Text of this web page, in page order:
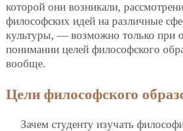
которой они возникали,
философских идей на различные
культуры, — возможно только при
понимании целей философского
вообще.
Цели философского
Зачем студенту изучать